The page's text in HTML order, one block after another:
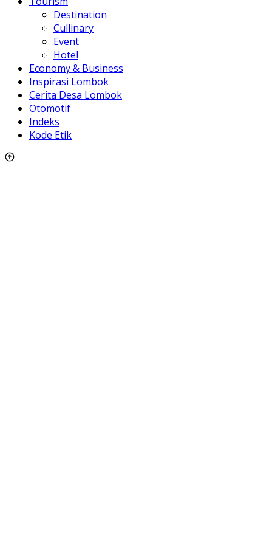
Destination
Cullinary
Event
Hotel
Economy & Business
Inspirasi Lombok
Cerita Desa Lombok
Otomotif
Indeks
Kode Etik